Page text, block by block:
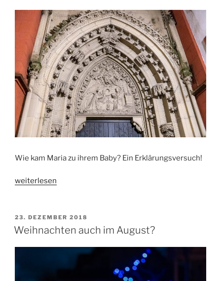
Wie kam Maria zu ihrem Baby? Ein Erklärungsversuch!
„Es
–
Wie
weiterlesen
VERÖFFENTLICHT
AM
23. DEZEMBER 2018
Weihnachten auch im August?